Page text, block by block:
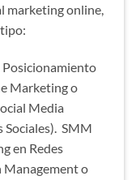
marketing online,
Posicionamiento
Marketing o
Media
SMM
en Redes
Management o